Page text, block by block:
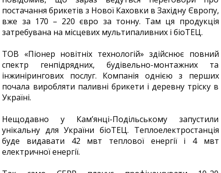
постачання брикетів з Нової Каховки в Західну Європу,
вже за 170 – 220 євро за тонну. Там ця продукція
затребувана на місцевих мультипаливних і біоТЕЦ.
ТОВ «Піонер новітніх технологій» здійснює повний
спектр генпідрядних, будівельно-монтажних та
інжинірингових послуг. Компанія однією з перших
почала виробляти паливні брикети і деревну тріску в
Україні.
Нещодавно у Кам’янці-Подільському запустили
унікальну для України біоТЕЦ. Теплоелектростанція
буде видавати 42 мвт теплової енергії і 4 мвт
електричної енергії.